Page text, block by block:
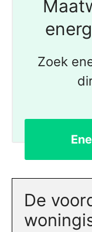
Zoek
De